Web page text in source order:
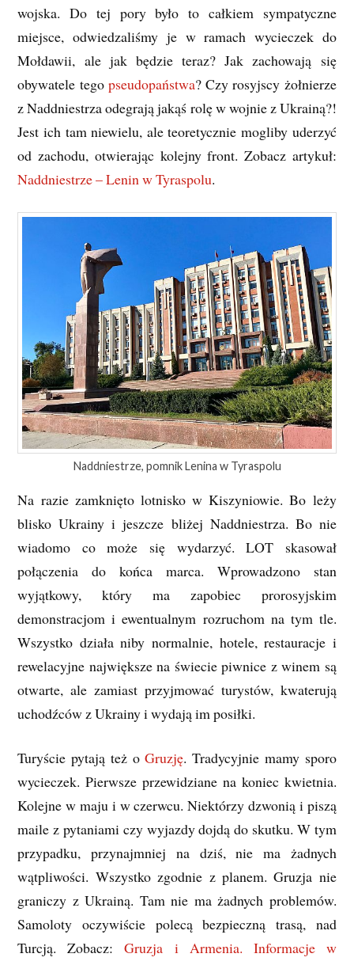
wojska. Do tej pory było to całkiem sympatyczne
miejsce, odwiedzaliśmy je w ramach wycieczek do
Mołdawii, ale jak będzie teraz? Jak zachowają się
obywatele tego pseudopaństwa? Czy rosyjscy żołnierze
z Naddniestrza odegrają jakąś rolę w wojnie z Ukrainą?!
Jest ich tam niewielu, ale teoretycznie mogliby uderzyć
od zachodu, otwierając kolejny front. Zobacz artykuł:
Naddniestrze – Lenin w Tyraspolu.
Naddniestrze, pomnik Lenina w Tyraspolu
Na razie zamknięto lotnisko w Kiszyniowie. Bo leży
blisko Ukrainy i jeszcze bliżej Naddniestrza. Bo nie
wiadomo co może się wydarzyć. LOT skasował
połączenia do końca marca. Wprowadzono stan
wyjątkowy, który ma zapobiec prorosyjskim
demonstracjom i ewentualnym rozruchom na tym tle.
Wszystko działa niby normalnie, hotele, restauracje i
rewelacyjne największe na świecie piwnice z winem są
otwarte, ale zamiast przyjmować turystów, kwaterują
uchodźców z Ukrainy i wydają im posiłki.
Turyście pytają też oGruzję. Tradycyjnie mamy sporo
wycieczek. Pierwsze przewidziane na koniec kwietnia.
Kolejne w maju i w czerwcu. Niektórzy dzwonią i piszą
maile z pytaniami czy wyjazdy dojdą do skutku. W tym
przypadku, przynajmniej na dziś, nie ma żadnych
wątpliwości. Wszystko zgodnie z planem. Gruzja nie
graniczy z Ukrainą. Tam nie ma żadnych problemów.
Samoloty oczywiście polecą bezpieczną trasą, nad
Turcją. Zobacz:Gruzja i Armenia. Informacje w